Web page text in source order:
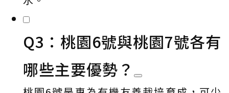
Q3：桃園6號與桃園7號各有
哪些主要優勢？